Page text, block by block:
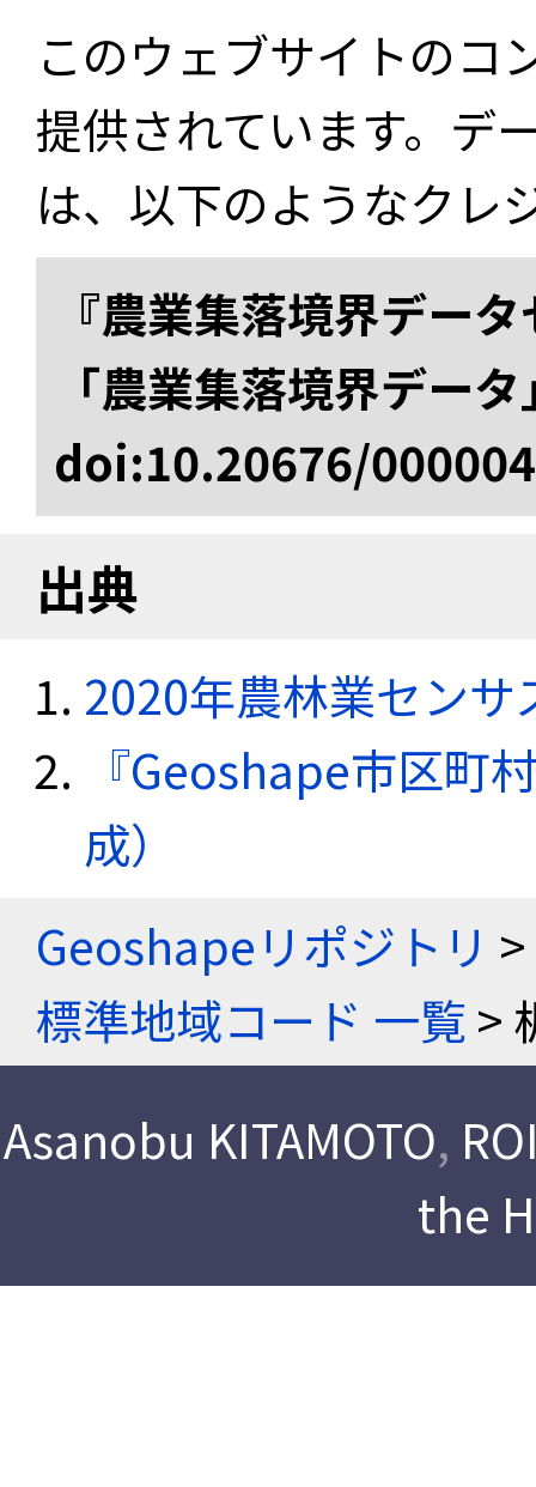
このウェブサイトのコ
提供されています。デ
は、以下のようなクレ
『農業集落境界デー
「農業集落境界デー
doi:10.20676/
出典
2020年農林業セン
『Geoshape市区町
成）
Geoshapeリポジトリ >
標準地域コード 一覧>
Asanobu KITAMOTO,
the